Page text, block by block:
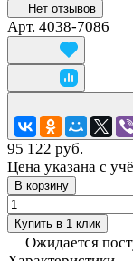
Нет отзывов
Арт. 4038-7086
95 122 руб.
Цена указана с
В корзину
Купить в 1 клик
Ожидается